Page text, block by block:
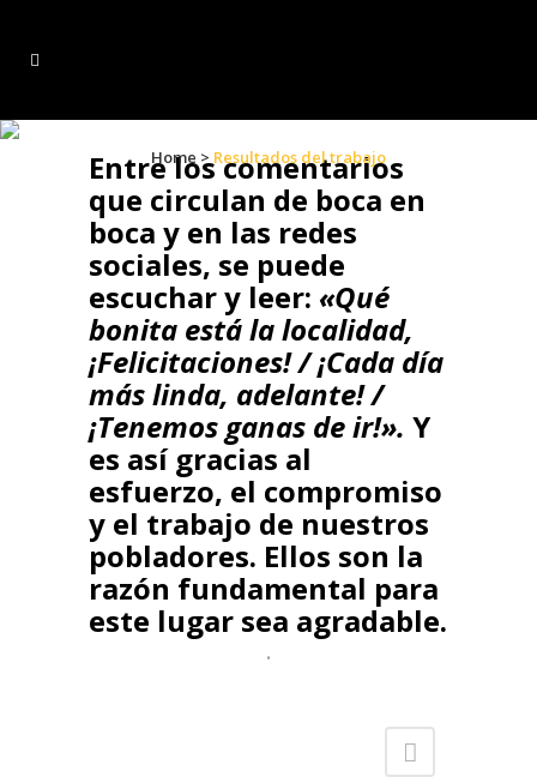
Home > Resultados del trabajo
Entre los comentarios
que circulan de boca en
boca y en las redes
sociales, se puede
escuchar y leer: «Qué
bonita está la localidad,
¡Felicitaciones! / ¡Cada día
más linda, adelante! /
¡Tenemos ganas de ir!». Y
es así gracias al
esfuerzo, el compromiso
y el trabajo de nuestros
pobladores. Ellos son la
razón fundamental para
este lugar sea agradable.
.